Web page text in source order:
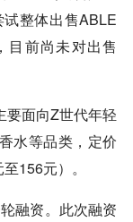
整体出售ABLE
目前尚未对出售
要面向Z世代年轻
水等品类，定价
156元）。
融资。此次融资